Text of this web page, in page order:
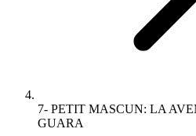
7- PETIT MASCUN: LA
GUARA